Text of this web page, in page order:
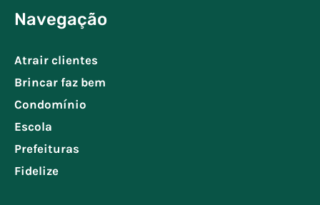
Navegação
Atrair clientes
Brincar faz bem
Condomínio
Escola
Prefeituras
Fidelize